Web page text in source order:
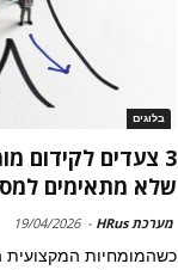
בלוגים
3 צעדים לקידום
שלא מתאימים
מערכת HRus -
19/04/2026
כשהמומחיות המקצועית